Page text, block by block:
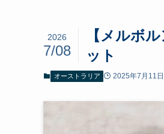
【メルボ
ット
2026
7/08
オーストラリア 2025年7月11日